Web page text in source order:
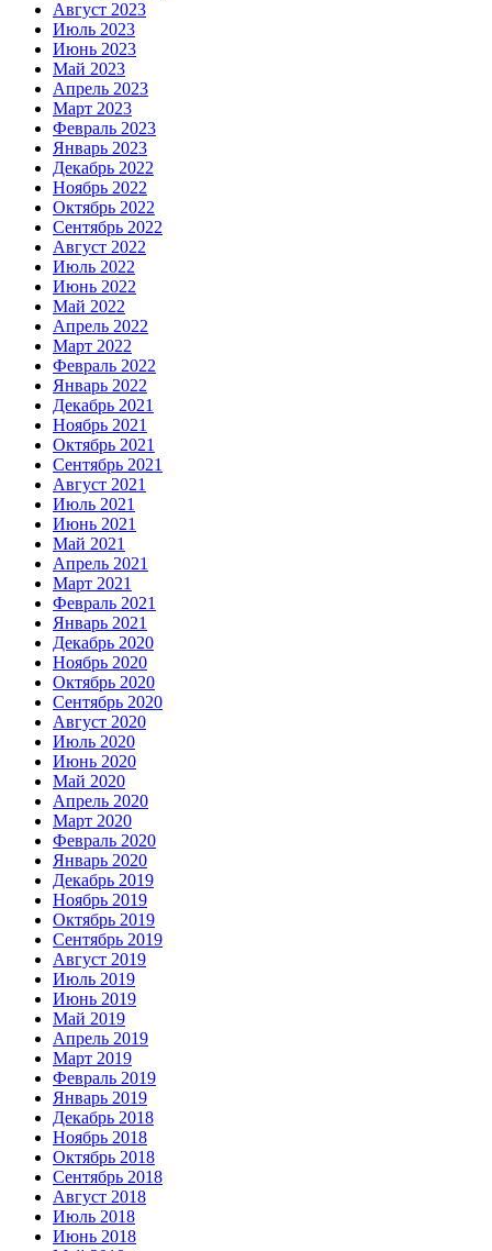
Август 2023
Июль 2023
Июнь 2023
Май 2023
Апрель 2023
Март 2023
Февраль 2023
Январь 2023
Декабрь 2022
Ноябрь 2022
Октябрь 2022
Сентябрь 2022
Август 2022
Июль 2022
Июнь 2022
Май 2022
Апрель 2022
Март 2022
Февраль 2022
Январь 2022
Декабрь 2021
Ноябрь 2021
Октябрь 2021
Сентябрь 2021
Август 2021
Июль 2021
Июнь 2021
Май 2021
Апрель 2021
Март 2021
Февраль 2021
Январь 2021
Декабрь 2020
Ноябрь 2020
Октябрь 2020
Сентябрь 2020
Август 2020
Июль 2020
Июнь 2020
Май 2020
Апрель 2020
Март 2020
Февраль 2020
Январь 2020
Декабрь 2019
Ноябрь 2019
Октябрь 2019
Сентябрь 2019
Август 2019
Июль 2019
Июнь 2019
Май 2019
Апрель 2019
Март 2019
Февраль 2019
Январь 2019
Декабрь 2018
Ноябрь 2018
Октябрь 2018
Сентябрь 2018
Август 2018
Июль 2018
Июнь 2018